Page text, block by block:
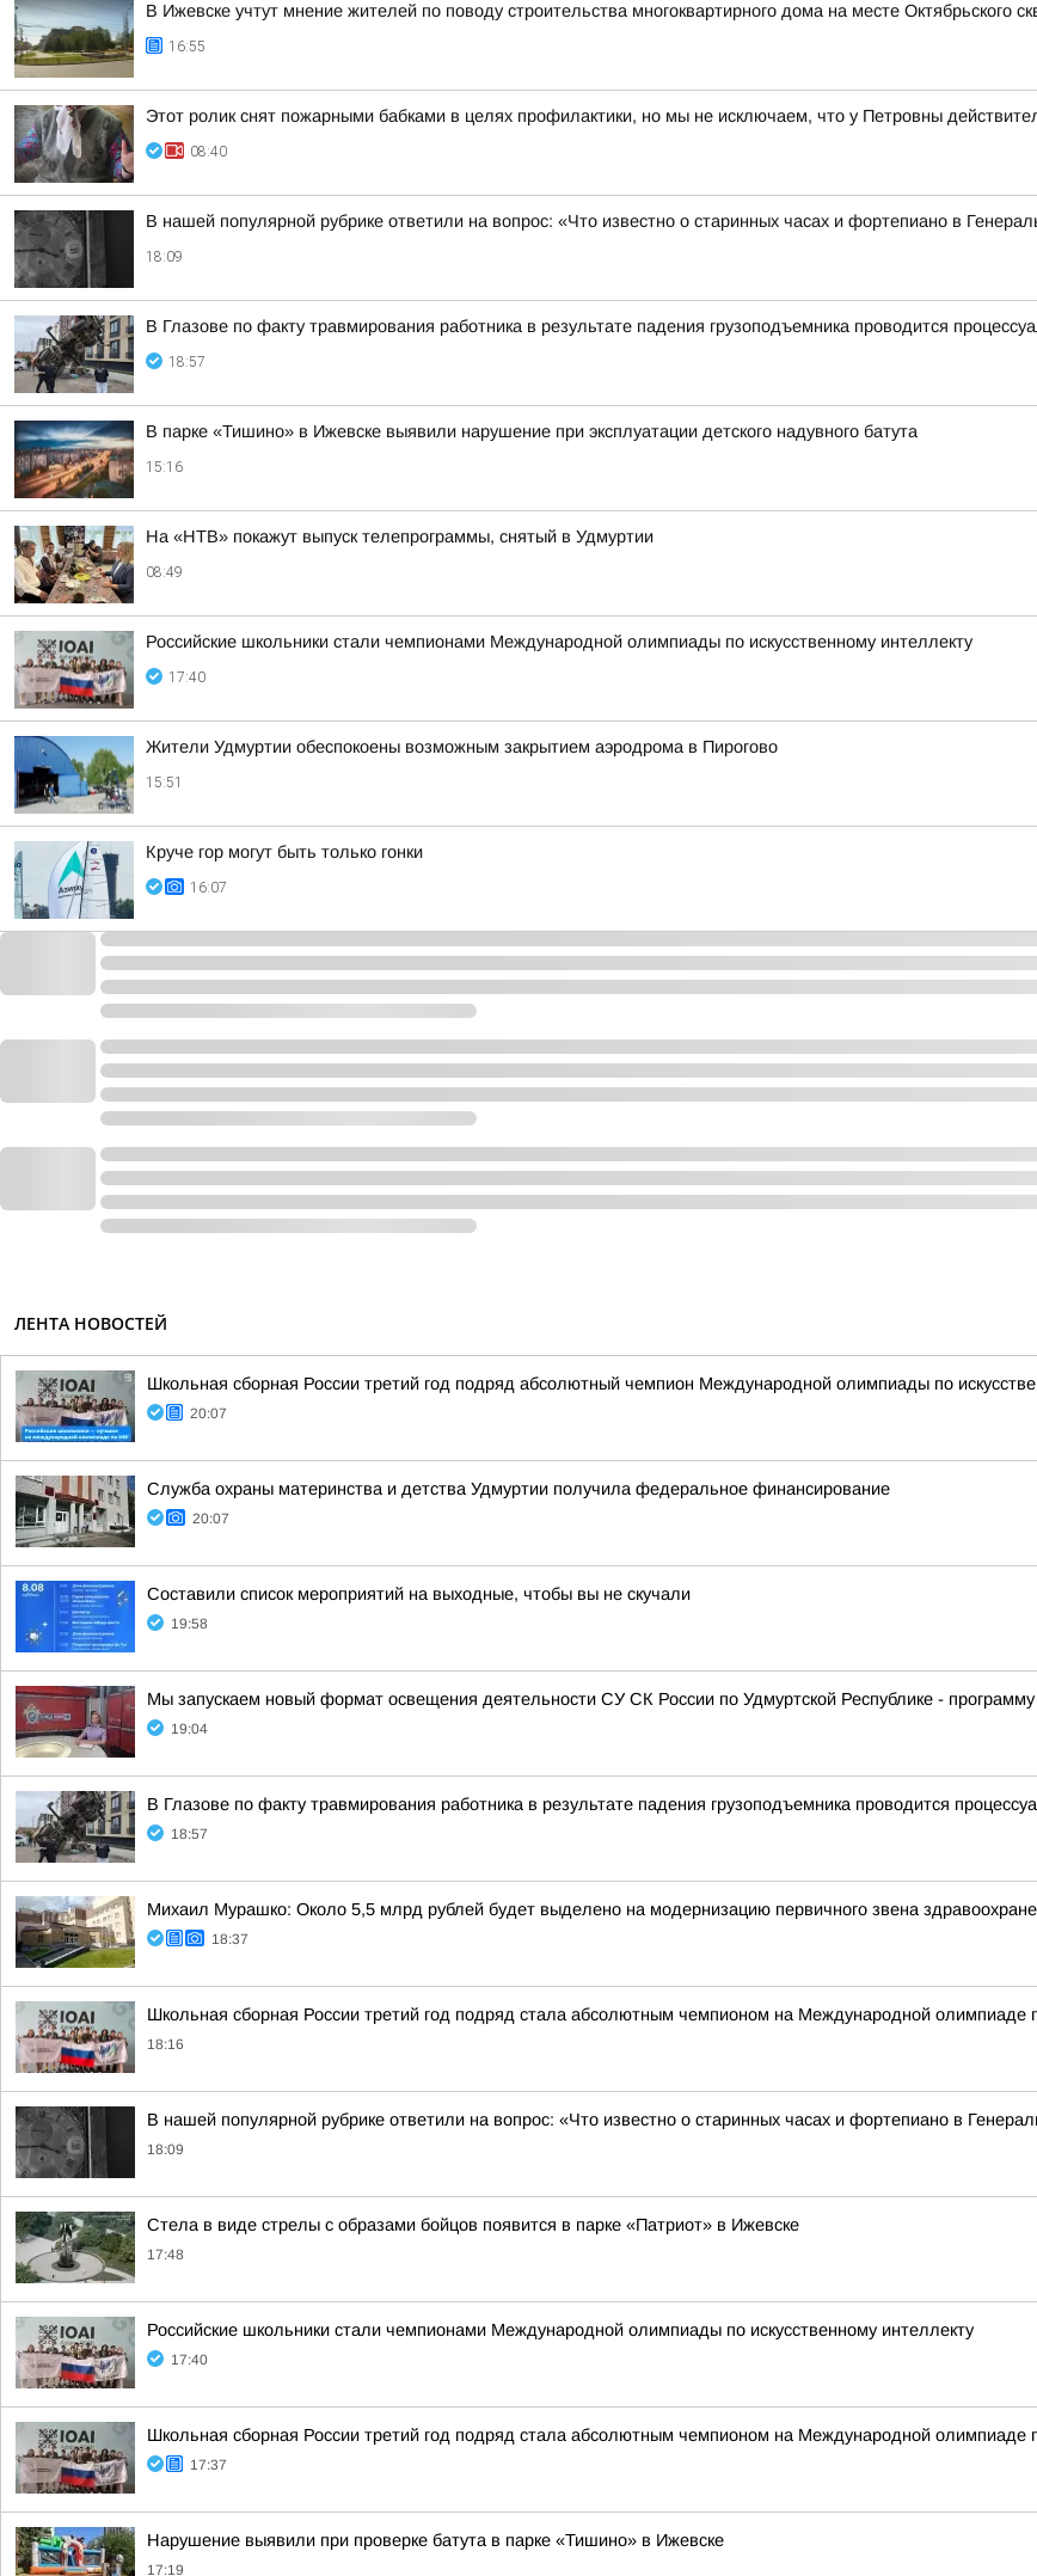
В Ижевске учтут мнение жителей по поводу строительства многоквартирного дома на месте Октябрьского
16:55
Этот ролик снят пожарными бабками в целях профилактики, но мы не исключаем, что у Петровны
08:40
В нашей популярной рубрике ответили на вопрос: «Что известно о старинных часах и фортепиано в
18:09
В Глазове по факту травмирования работника в результате падения грузоподъемника проводится
18:57
В парке «Тишино» в Ижевске выявили нарушение при эксплуатации детского надувного батута
15:16
На «НТВ» покажут выпуск телепрограммы, снятый в Удмуртии
08:49
Российские школьники стали чемпионами Международной олимпиады по искусственному интеллекту
17:40
Жители Удмуртии обеспокоены возможным закрытием аэродрома в Пирогово
15:51
Круче гор могут быть только гонки
16:07
ЛЕНТА НОВОСТЕЙ
Школьная сборная России третий год подряд абсолютный чемпион Международной олимпиады по
20:07
Служба охраны материнства и детства Удмуртии получила федеральное финансирование
20:07
Составили список мероприятий на выходные, чтобы вы не скучали
19:58
Мы запускаем новый формат освещения деятельности СУ СК России по Удмуртской Республике -
19:04
В Глазове по факту травмирования работника в результате падения грузоподъемника проводится
18:57
Михаил Мурашко: Около 5,5 млрд рублей будет выделено на модернизацию первичного звена
18:37
Школьная сборная России третий год подряд стала абсолютным чемпионом на Международной олимпиаде
18:16
В нашей популярной рубрике ответили на вопрос: «Что известно о старинных часах и фортепиано в
18:09
Стела в виде стрелы с образами бойцов появится в парке «Патриот» в Ижевске
17:48
Российские школьники стали чемпионами Международной олимпиады по искусственному интеллекту
17:40
Школьная сборная России третий год подряд стала абсолютным чемпионом на Международной олимпиаде
17:37
Нарушение выявили при проверке батута в парке «Тишино» в Ижевске
17:19